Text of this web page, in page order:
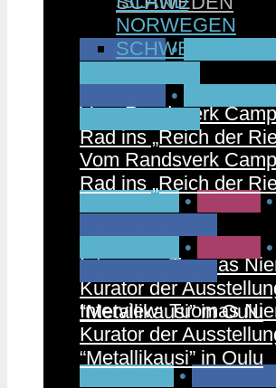
CAMPEN •
Vom Randsverk
Rad ins „Reich der
FINNLAND • MUSIK •
Interview: Tuomas
Kurator der
“Metallikausi” in Oulu
PARTNER •
NORWEGEN
SCHWEDEN
•
Vom Randsverk
Rad ins „Reich der
•
•
Interview: Tuomas
Kurator der
“Metallikausi” in Oulu